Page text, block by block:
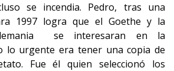
se incendia. Pedro, tras una
1997 logra que el Goethe y la
se interesaran en la
lo urgente era tener una copia de
Fue él quien seleccionó los